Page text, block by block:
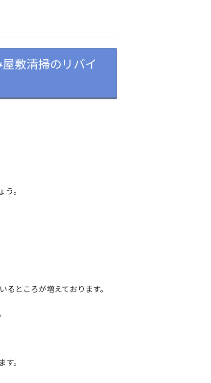
敷清掃のリバイ
。
ところが増えております。
。